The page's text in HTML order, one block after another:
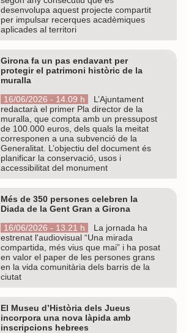
desenvolupa aquest projecte compartit
per impulsar recerques acadèmiques
aplicades al territori
Girona fa un pas endavant per
protegir el patrimoni històric de la
muralla
16/06/2026 - 14.09 h
L’Ajuntament
redactarà el primer Pla director de la
muralla, que compta amb un pressupost
de 100.000 euros, dels quals la meitat
corresponen a una subvenció de la
Generalitat. L’objectiu del document és
planificar la conservació, usos i
accessibilitat del monument
Més de 350 persones celebren la
Diada de la Gent Gran a Girona
16/06/2026 - 13.21 h
La jornada ha
estrenat l'audiovisual “Una mirada
compartida, més vius que mai” i ha posat
en valor el paper de les persones grans
en la vida comunitària dels barris de la
ciutat
El Museu d’Història dels Jueus
incorpora una nova làpida amb
inscripcions hebrees